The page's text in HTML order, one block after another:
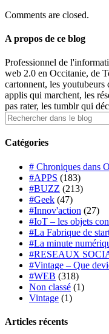
Comments are closed.
A propos de ce blog
Professionnel de
web 2.0 en Occitanie, de
cartonnent, les
applis qui marchent, les
pas rater, les tumblr qui
Catégories
# Chroniques dans
#APPS (183)
#BUZZ (213)
#Geek (47)
#Innov'action (27)
#IoT – les objets
#La Fabrique de
#La minute
#RESEAUX
#Vintage – Que
#WEB (318)
Non classé (1)
Vintage (1)
Articles récents